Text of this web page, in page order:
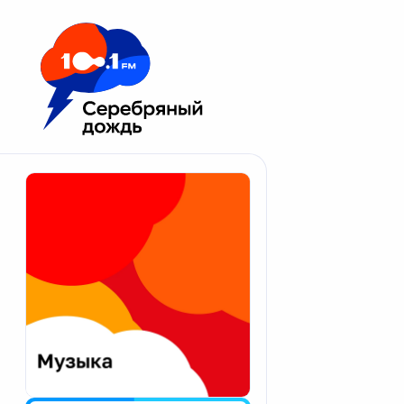
Москва 100.1 FM
Апатиты
Екатеринбург
Калининград
Калуга